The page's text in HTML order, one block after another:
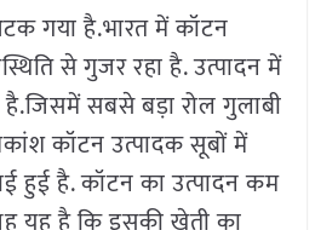
गया है.भारत में कॉटन
से गुजर रहा है. उत्पादन में
है.ज‍िसमें सबसे बड़ा रोल गुलाबी
कॉटन उत्पादक सूबों में
हुई है. कॉटन का उत्पादन कम